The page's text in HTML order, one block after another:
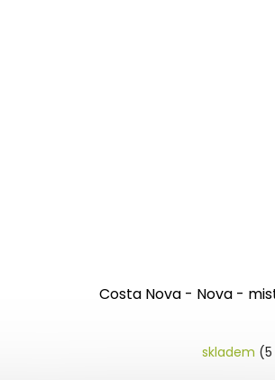
Costa Nova - Nova -
skladem (5